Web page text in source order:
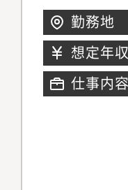
勤務地
想定年収
仕事内容